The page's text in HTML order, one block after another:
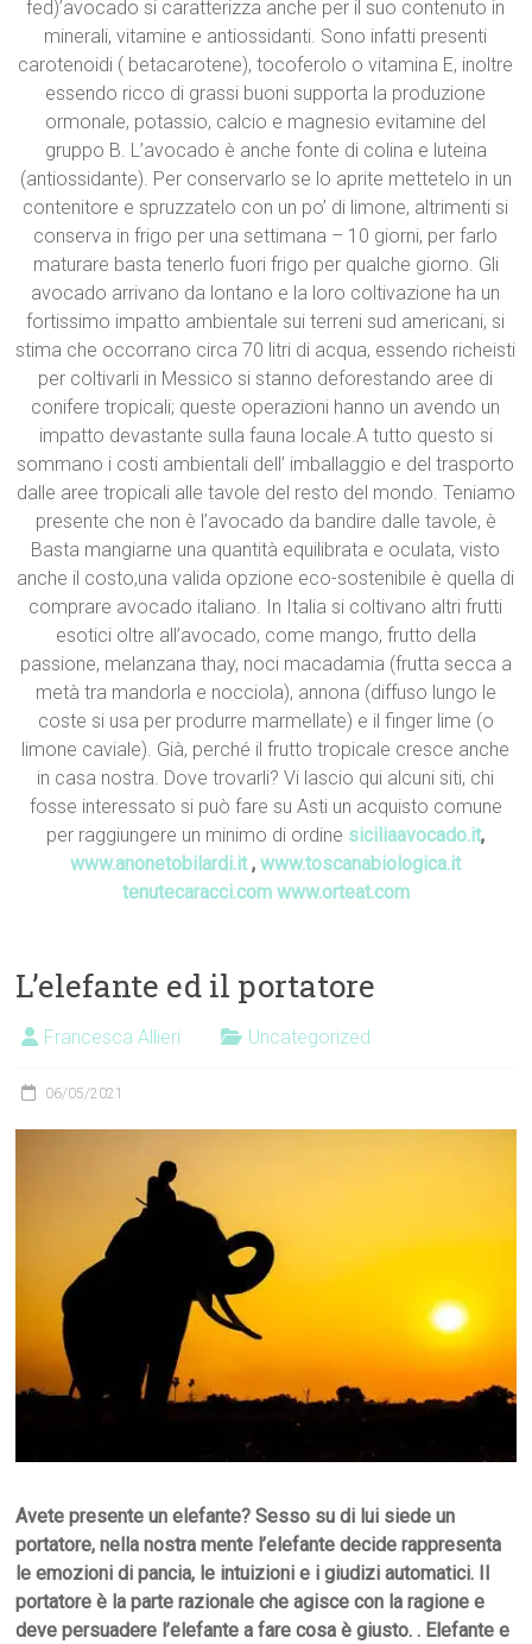
fed)’avocado si caratterizza anche per il suo contenuto in
minerali, vitamine e antiossidanti. Sono infatti presenti
carotenoidi ( betacarotene), tocoferolo o vitamina E, inoltre
essendo ricco di grassi buoni supporta la produzione
ormonale, potassio, calcio e magnesio evitamine del
gruppo B. L’avocado è anche fonte di colina e luteina
(antiossidante). Per conservarlo se lo aprite mettetelo in un
contenitore e spruzzatelo con un po’ di limone, altrimenti si
conserva in frigo per una settimana – 10 giorni, per farlo
maturare basta tenerlo fuori frigo per qualche giorno. Gli
avocado arrivano da lontano e la loro coltivazione ha un
fortissimo impatto ambientale sui terreni sud americani, si
stima che occorrano circa 70 litri di acqua, essendo richeisti
per coltivarli in Messico si stanno deforestando aree di
conifere tropicali; queste operazioni hanno un avendo un
impatto devastante sulla fauna locale.A tutto questo si
sommano i costi ambientali dell’ imballaggio e del trasporto
dalle aree tropicali alle tavole del resto del mondo. Teniamo
presente che non è l’avocado da bandire dalle tavole, è
Basta mangiarne una quantità equilibrata e oculata, visto
anche il costo,una valida opzione eco-sostenibile è quella di
comprare avocado italiano. In Italia si coltivano altri frutti
esotici oltre all’avocado, come mango, frutto della
passione, melanzana thay, noci macadamia (frutta secca a
metà tra mandorla e nocciola), annona (diffuso lungo le
coste si usa per produrre marmellate) e il finger lime (o
limone caviale). Già, perché il frutto tropicale cresce anche
in casa nostra. Dove trovarli? Vi lascio qui alcuni siti, chi
fosse interessato si può fare su Asti un acquisto comune
per raggiungere un minimo di ordine siciliaavocado.it,
www.anonetobilardi.it,www.toscanabiologica.it
tenutecaracci.com www.orteat.com
L’elefante ed il portatore
Francesca Allieri Uncategorized
06/05/2021
Avete presente un elefante? Sesso su di lui siede un
portatore, nella nostra mente l’elefante decide rappresenta
le emozioni di pancia, le intuizioni e i giudizi automatici. Il
portatore è la parte razionale che agisce con la ragione e
deve persuadere l’elefante a fare cosa è giusto. . Elefante e